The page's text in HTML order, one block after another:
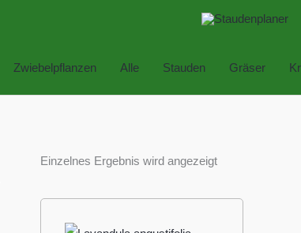
Zwiebelpflanzen Alle Stauden Gräser
Einzelnes Ergebnis wird angezeigt